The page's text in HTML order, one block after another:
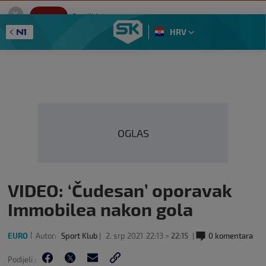
SportKlub
GET - On the Google Play
HRV
OGLAS
VIDEO: ‘Čudesan’ oporavak
Immobilea nakon gola
EURO Autor: Sport Klub 2. srp 2021 22:13 > 22:15 0 komentara
Podijeli :